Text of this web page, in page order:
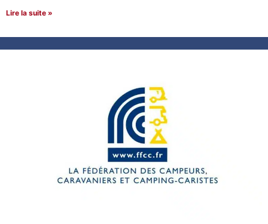
Lire la suite »